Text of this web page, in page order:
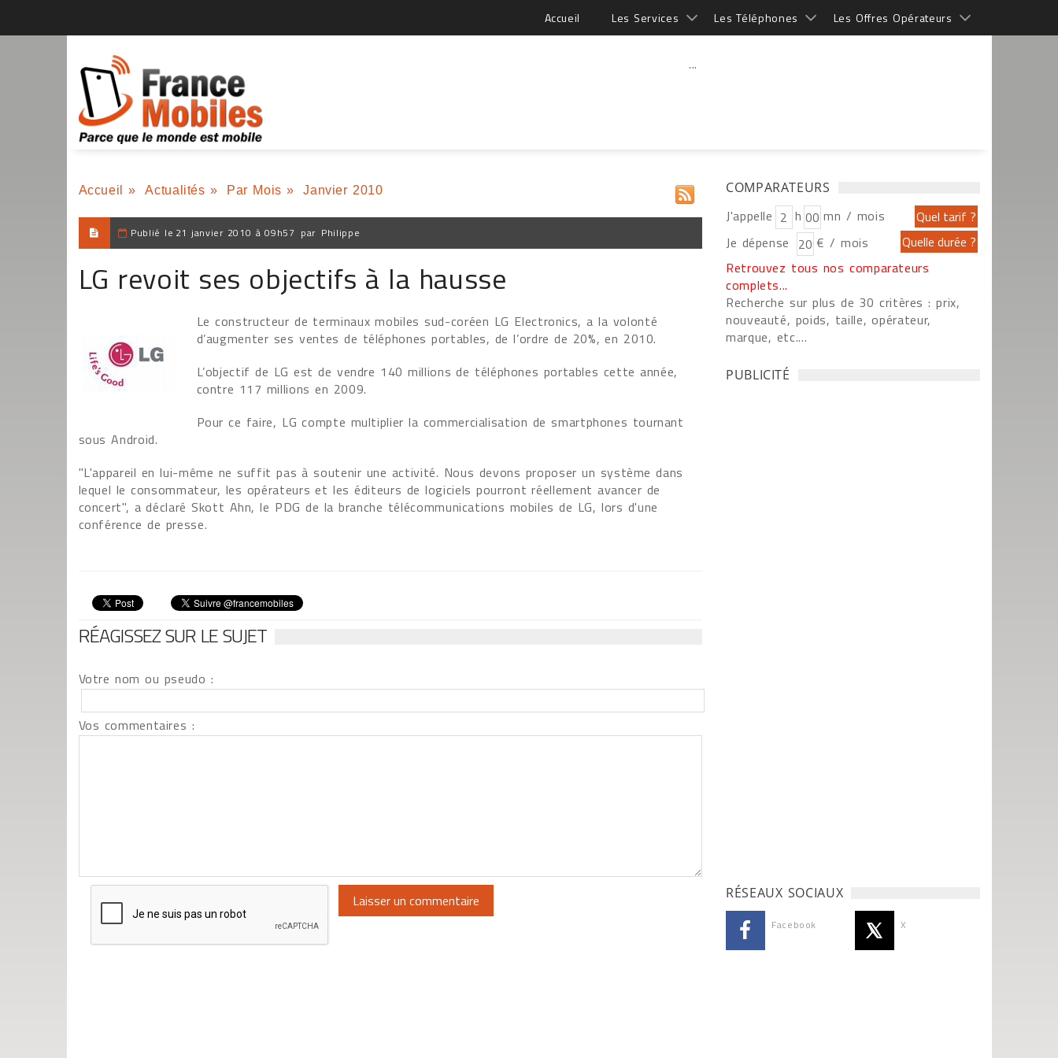
Accueil Les Services Les Téléphones Les Offres Opérateurs
...
Accueil » Actualités » Par Mois » Janvier 2010
Publié le 21 janvier 2010 à 09h57 par Philippe
LG revoit ses objectifs à la hausse
Le constructeur de terminaux mobiles sud-coréen LG Electronics, a la volonté
d’augmenter ses ventes de téléphones portables, de l’ordre de 20%, en 2010.
L’objectif de LG est de vendre 140 millions de téléphones portables cette année,
contre 117 millions en 2009.
Pour ce faire, LG compte multiplier la commercialisation de smartphones tournant
sous Android.
"L'appareil en lui-même ne suffit pas à soutenir une activité. Nous devons proposer un système dans
lequel le consommateur, les opérateurs et les éditeurs de logiciels pourront réellement avancer de
concert", a déclaré Skott Ahn, le PDG de la branche télécommunications mobiles de LG, lors d'une
conférence de presse.
RÉAGISSEZ SUR LE SUJET
Votre nom ou pseudo :
Vos commentaires :
COMPARATEURS
J'appelle h
mn / mois
Je dépense
€ / mois
Retrouvez tous nos comparateurs
complets...
Recherche sur plus de 30 critères : prix,
nouveauté, poids, taille, opérateur,
marque, etc....
PUBLICITÉ
RÉSEAUX SOCIAUX
Facebook X